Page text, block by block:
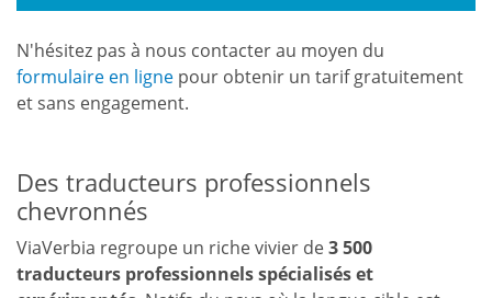
N'hésitez pas à nous contacter au moyen du
formulaire en ligne pour obtenir un tarif gratuitement
et sans engagement.
Des traducteurs professionnels
chevronnés
ViaVerbia regroupe un riche vivier de3 500
traducteurs professionnels spécialisés et